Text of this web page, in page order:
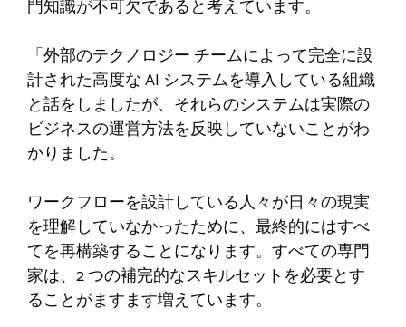
門知識が不可欠であると考えています。
「外部のテクノロジー チームによって完全に設
計された高度な AI システムを導入している組織
と話をしましたが、それらのシステムは実際の
ビジネスの運営方法を反映していないことがわ
かりました。
ワークフローを設計している人々が日々の現実
を理解していなかったために、最終的にはすべ
てを再構築することになります。すべての専門
家は、2 つの補完的なスキルセットを必要とす
ることがますます増えています。